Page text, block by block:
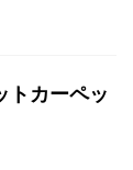
トカーペッ